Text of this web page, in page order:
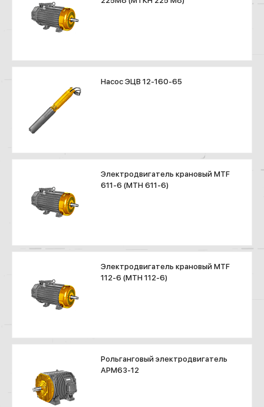
Насос ЭЦВ 12-160-65
Электродвигатель крановый MTF
611-6 (МТН 611-6)
Электродвигатель крановый MTF
112-6 (МТН 112-6)
Рольганговый электродвигатель
АРМ63-12